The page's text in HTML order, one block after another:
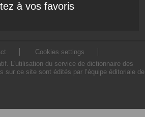
à vos favoris
Cookies settings
L'utilisation du service de dictionnaire des
ce site sont édités par l’équipe éditoriale de